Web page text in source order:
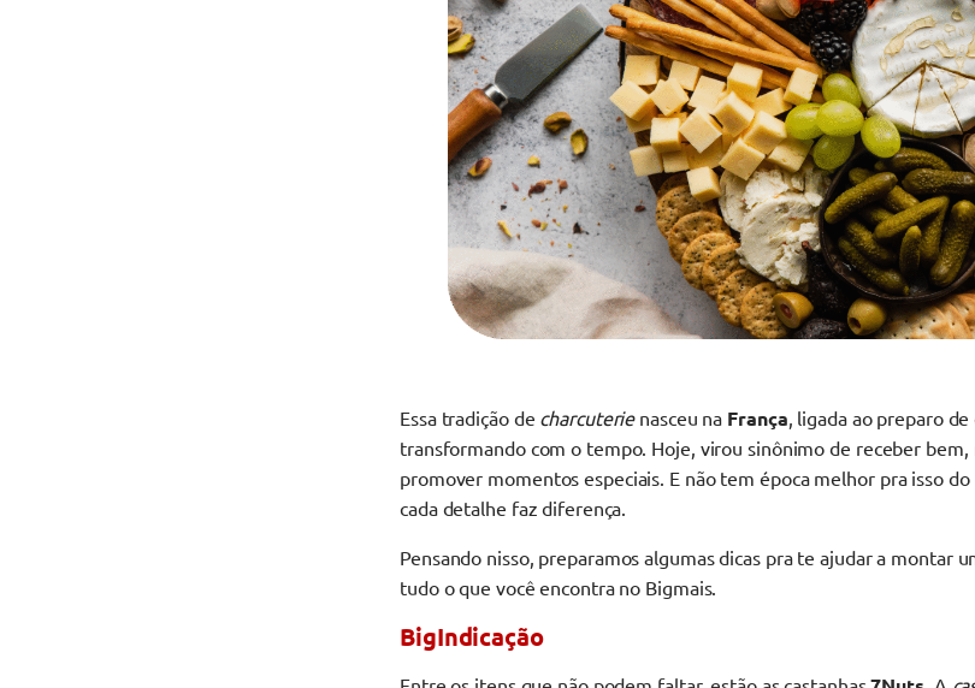
Essa tradição de charcuterie nasceu na França, ligada ao preparo
transformando com o tempo. Hoje, virou sinônimo de receber
promover momentos especiais. E não tem época melhor pra isso
cada detalhe faz diferença.
Pensando nisso, preparamos algumas dicas pra te ajudar a montar
tudo o que você encontra no Bigmais.
BigIndicação